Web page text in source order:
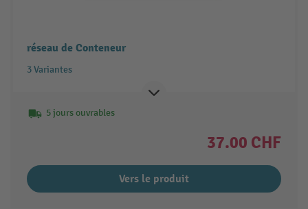
réseau de Conteneur
3 Variantes
5 jours ouvrables
37.00 CHF
Vers le produit